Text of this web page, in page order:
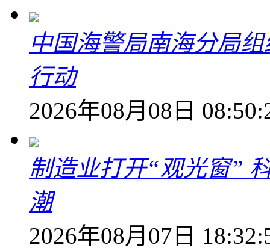
中国海警局南海分局
行动
2026年08月08日
制造业打开“观光窗”
潮
2026年08月07日